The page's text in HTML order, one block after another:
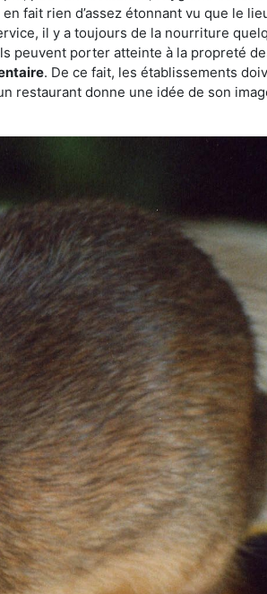
fait rien d’assez étonnant vu que le
il y a toujours de la nourriture
peuvent porter atteinte à la propreté
. De ce fait, les établissements
restaurant donne une idée de son